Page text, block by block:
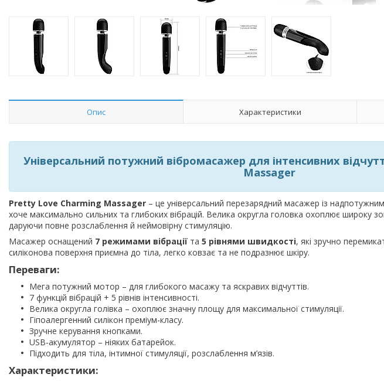
Опис Характеристики
Універсальний потужний вібромасажер для інтенсивних
Massager
Pretty Love Charming Massager – це універсальний перезарядний масажер із
хоче максимально сильних та глибоких вібрацій. Велика округла головка охоплює широку
даруючи повне розслаблення й неймовірну стимуляцію.
Масажер оснащений 7 режимами вібрації та 5 рівнями швидкості, які зручно
силіконова поверхня приємна до тіла, легко ковзає та не подразнює шкіру.
Переваги:
Мега потужний мотор – для глибокого масажу та яскравих відчуттів.
7 функцій вібрацій + 5 рівнів інтенсивності.
Велика округла голівка – охоплює значну площу для максимальної стимуляції.
Гіпоалергенний силікон преміум-класу.
Зручне керування кнопками.
USB-акумулятор – ніяких батарейок.
Підходить для тіла, інтимної стимуляції, розслаблення м’язів.
Характеристики: